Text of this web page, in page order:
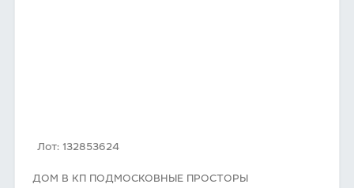
Лот: 132853624
ДОМ В КП ПОДМОСКОВНЫЕ ПРОСТОРЫ